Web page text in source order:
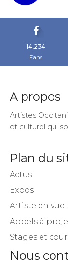
14,234
Fans
A propos
Artistes
et culturel qui
Plan du
Actus
Expos
Artiste en vue !
Appels à
Stages et
Nous